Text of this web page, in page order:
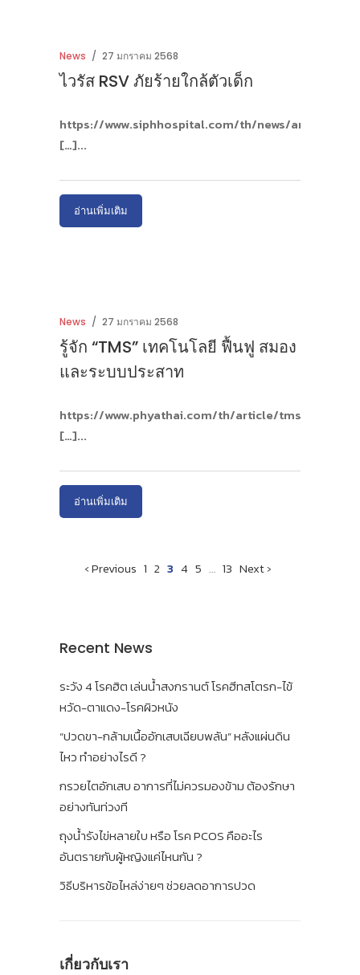
News 27 มกราคม 2568
ไวรัส RSV ภัยร้ายใกล้ตัวเด็ก
https://www.siphhospital.com/th/news/art
[…]
อ่านเพิ่มเติม
News 27 มกราคม 2568
รู้จัก “TMS” เทคโนโลยี ฟื้นฟู สมอง
และระบบประสาท
https://www.phyathai.com/th/article/tms-
[…]
อ่านเพิ่มเติม
‹ Previous 1 2 3 4 5 … 13 Next ›
Recent News
ระวัง 4 โรคฮิต เล่นน้ำสงกรานต์ โรคฮีทสโตรก-ไข้
หวัด-ตาแดง-โรคผิวหนัง
“ปวดขา-กล้ามเนื้ออักเสบเฉียบพลัน” หลังแผ่นดิน
ไหว ทำอย่างไรดี ?
กรวยไตอักเสบ อาการที่ไม่ควรมองข้าม ต้องรักษา
อย่างทันท่วงที
ถุงน้ำรังไข่หลายใบ หรือ โรค PCOS คืออะไร
อันตรายกับผู้หญิงแค่ไหนกัน ?
วิธีบริหารข้อไหล่ง่ายๆ ช่วยลดอาการปวด
เกี่ยวกับเรา